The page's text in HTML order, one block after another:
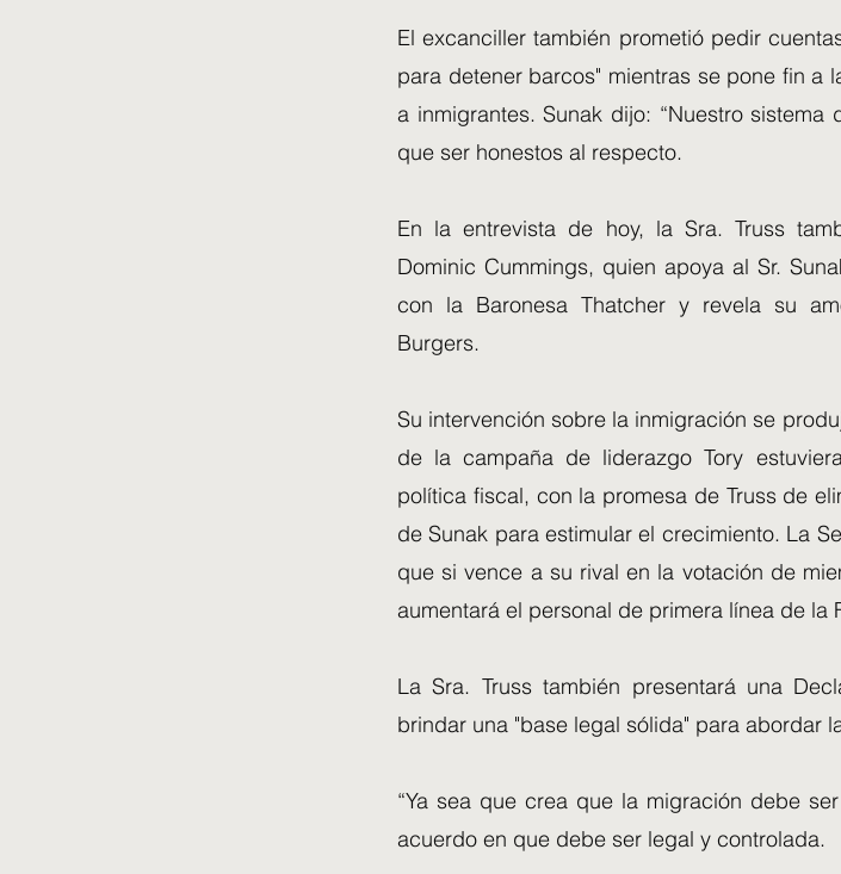
El excanciller también prometió pedir
para detener barcos" mientras se pone fin a
a inmigrantes. Sunak dijo: “Nuestro
que ser honestos al respecto.
En la entrevista de hoy, la Sra. Truss
Dominic Cummings, quien apoya al Sr.
con la Baronesa Thatcher y revela su
Burgers.
Su intervención sobre la inmigración se
de la campaña de liderazgo Tory
política fiscal, con la promesa de Truss de
de Sunak para estimular el crecimiento. La
que si vence a su rival en la votación de
aumentará el personal de primera línea de la
La Sra. Truss también presentará una
brindar una "base legal sólida" para abordar
“Ya sea que crea que la migración debe
acuerdo en que debe ser legal y controlada.